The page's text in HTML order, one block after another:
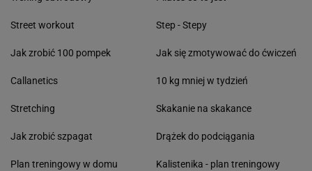
Street workout
Jak zrobić 100 pompek
Callanetics
Stretching
Jak zrobić szpagat
Plan treningowy w domu
Step - Stepy
Jak się zmotywować do ćwiczeń
10 kg mniej w tydzień
Skakanie na skakance
Drążek do podciągania
Kalistenika - plan treningowy